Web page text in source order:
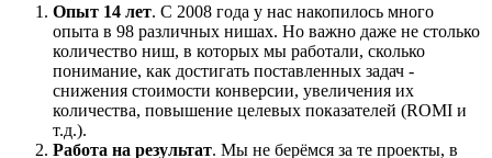
Опыт 14 лет. С 2008 года у нас накопилось много
опыта в 98 различных нишах. Но важно даже не столько
количество ниш, в которых мы работали, сколько
понимание, как достигать поставленных задач -
снижения стоимости конверсии, увеличения их
количества, повышение целевых показателей (ROMI и
т.д.).
Работа на результат. Мы не берёмся за те проекты, в